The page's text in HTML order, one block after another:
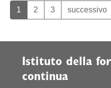
1 2 3 successivo
Istituto della
continua